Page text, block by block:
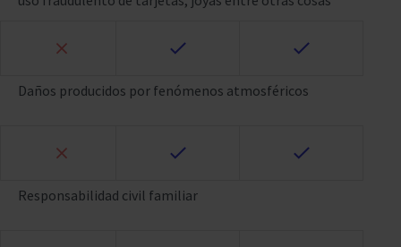
Daños producidos por fenómenos atmosféricos
Responsabilidad civil familiar